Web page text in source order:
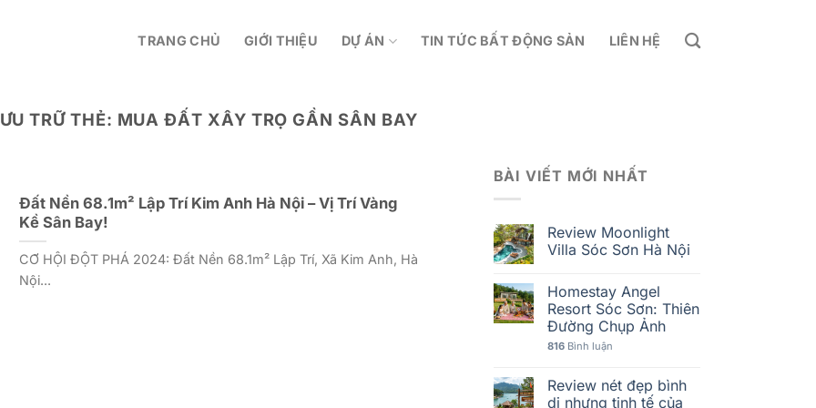
TRANG CHỦ GIỚI THIỆU DỰ ÁN TIN TỨC BẤT ĐỘNG SẢN LIÊN HỆ
TRỮ THẺ: MUA ĐẤT XÂY TRỌ GẦN SÂN BAY
Đất Nền 68.1m² Lập Trí Kim Anh Hà Nội – Vị Trí Vàng
Kề Sân Bay!
CƠ HỘI ĐỘT PHÁ 2024: Đất Nền 68.1m² Lập Trí, Xã Kim Anh, Hà
Nội...
BÀI VIẾT MỚI NHẤT
Review Moonlight
Villa Sóc Sơn Hà Nội
Homestay Angel
Resort Sóc Sơn: Thiên
Đường Chụp Ảnh
816Bình luận
Review nét đẹp bình
dị nhưng tinh tế của